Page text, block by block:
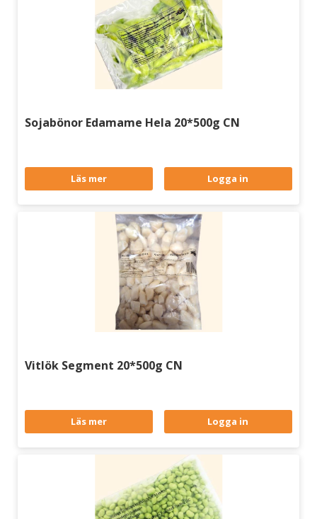
Sojabönor Edamame Hela 20*500g CN
Läs mer Logga in
Vitlök Segment 20*500g CN
Läs mer Logga in